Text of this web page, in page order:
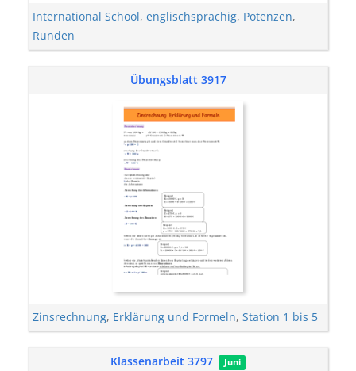
International School, englischsprachig, Potenzen,
Runden
Übungsblatt 3917
Zinsrechnung, Erklärung und Formeln, Station 1 bis 5
Klassenarbeit 3797 Juni